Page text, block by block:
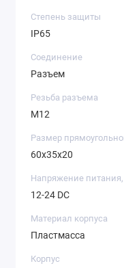
Степень защиты
IP65
Соединение
Разъем
Резьба разъема
M12
Размер
60x35x20
Напряжение
12-24 DC
Материал корпуса
Пластмасса
Корпус